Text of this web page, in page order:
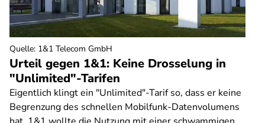
Urteil gegen 1&1: Keine Drosselung in
"Unlimited"-Tarifen
Eigentlich klingt ein "Unlimited"-Tarif so, dass er keine
Begrenzung des schnellen Mobilfunk-Datenvolumens
Quelle: 1&1 Telecom GmbH